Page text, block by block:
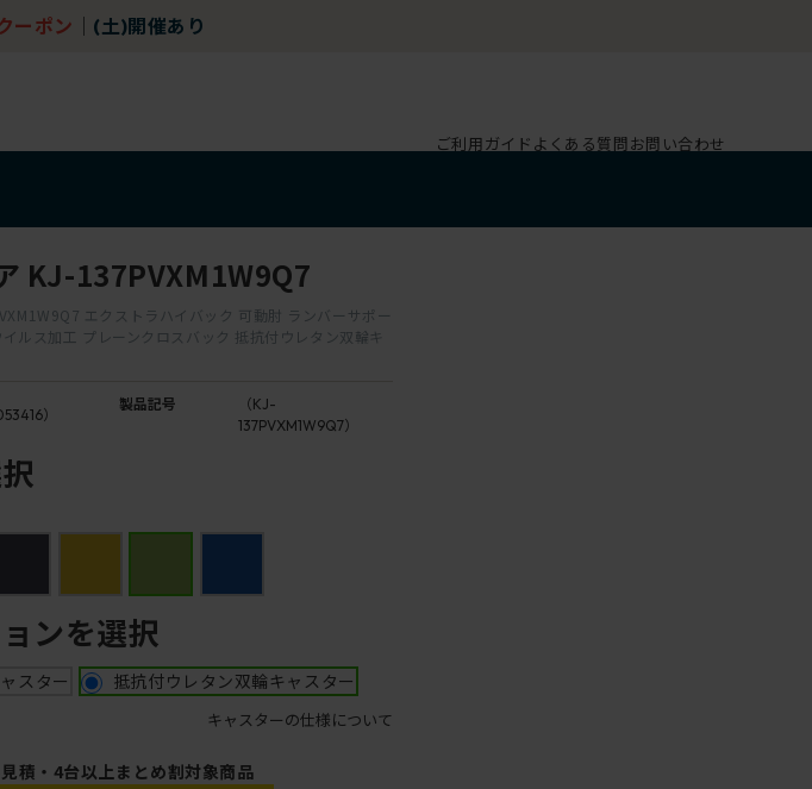
ーポン (土)開催あり
ご利用ガイド よくある質問お問い合わせ
KJ-137PVXM1W9Q7
エクストラハイバック 可動肘 ランバーサポー
ルス加工 プレーンクロスバック 抵抗付ウレタン双輪キ
）
製品記号
（KJ-
137PVXM1W9Q7）
ンを選択
スター 抵抗付ウレタン双輪キャスター
キャスターの仕様について
積・4台以上まとめ割対象商品